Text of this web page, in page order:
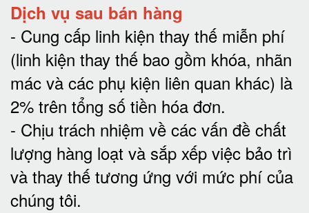
Dịch vụ sau bán hàng
- Cung cấp linh kiện thay thế miễn phí
(linh kiện thay thế bao gồm khóa, nhãn
mác và các phụ kiện liên quan khác) là
2% trên tổng số tiền hóa đơn.
- Chịu trách nhiệm về các vấn đề chất
lượng hàng loạt và sắp xếp việc bảo trì
và thay thế tương ứng với mức phí của
chúng tôi.